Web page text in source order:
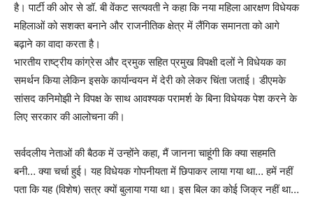
है। पार्टी की ओर से डॉ. बी वेंकट सत्यवती ने कहा कि नया महिला आरक्षण विधेयक
महिलाओं को सशक्त बनाने और राजनीतिक क्षेत्र में लैंगिक समानता को आगे
बढ़ाने का वादा करता है।
भारतीय राष्ट्रीय कांग्रेस और द्रमुक सहित प्रमुख विपक्षी दलों ने विधेयक का
समर्थन किया लेकिन इसके कार्यान्वयन में देरी को लेकर चिंता जताई। डीएमके
सांसद कनिमोझी ने विपक्ष के साथ आवश्यक परामर्श के बिना विधेयक पेश करने के
लिए सरकार की आलोचना की।
सर्वदलीय नेताओं की बैठक में उन्होंने कहा, मैं जानना चाहूंगी कि क्या सहमति
बनी… क्या चर्चा हुई। यह विधेयक गोपनीयता में छिपाकर लाया गया था… हमें नहीं
पता कि यह (विशेष) सत्र क्यों बुलाया गया था। इस बिल का कोई जिक्र नहीं था…